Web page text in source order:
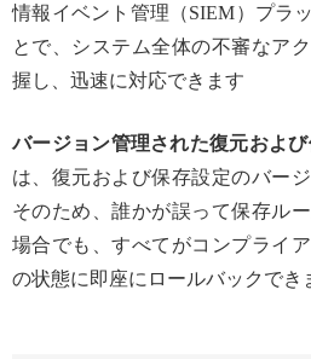
情報イベント管理（SIEM）プラ
とで、システム全体の不審なア
握し、迅速に対応できます
バージョン管理された復元およ
は、復元および保存設定のバー
そのため、誰かが誤って保存ル
場合でも、すべてがコンプライ
の状態に即座にロールバックでき